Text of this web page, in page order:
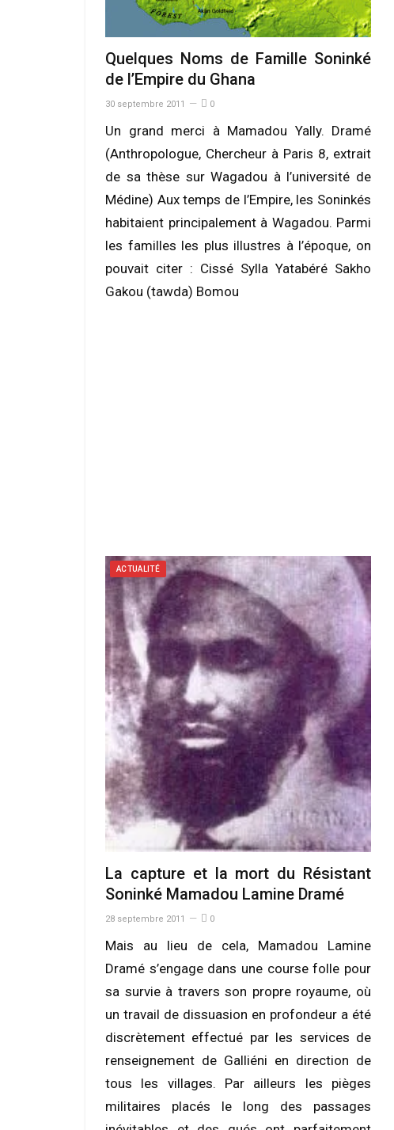
Quelques Noms de Famille Soninké
de l’Empire du Ghana
30 septembre 2011 0
Un grand merci à Mamadou Yally. Dramé
(Anthropologue, Chercheur à Paris 8, extrait
de sa thèse sur Wagadou à l’université de
Médine) Aux temps de l’Empire, les Soninkés
habitaient principalement à Wagadou. Parmi
les familles les plus illustres à l’époque, on
pouvait citer : Cissé Sylla Yatabéré Sakho
Gakou (tawda) Bomou
ACTUALITÉ
La capture et la mort du Résistant
Soninké Mamadou Lamine Dramé
28 septembre 2011 0
Mais au lieu de cela, Mamadou Lamine
Dramé s’engage dans une course folle pour
sa survie à travers son propre royaume, où
un travail de dissuasion en profondeur a été
discrètement effectué par les services de
renseignement de Galliéni en direction de
tous les villages. Par ailleurs les pièges
militaires placés le long des passages